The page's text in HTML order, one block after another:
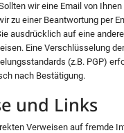
wir eine Email von
zu einer Beantwortung per
ausdrücklich auf eine
Eine Verschlüsselung
(z.B. PGP)
nach Bestätigung.
und Links
Verweisen auf fremde